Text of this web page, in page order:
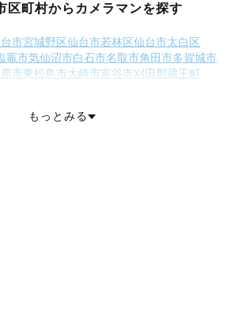
区町村からカメラマンを探す
市宮城野区仙台市若林区仙台市太白区
竈市気仙沼市白石市名取市角田市多賀城市
市東松島市大崎市富谷市刈田郡蔵王町
宮城郡利府町黒川郡大和町
もっとみる